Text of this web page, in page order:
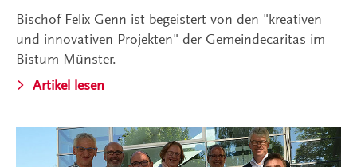
Bischof Felix Genn ist begeistert von den "kreativen
und innovativen Projekten" der Gemeindecaritas im
Bistum Münster.
Artikel lesen